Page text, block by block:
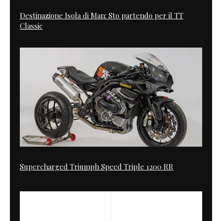
Destinazione Isola di Man: Sto partendo per il TT
Classic
Supercharged Triumph Speed Triple 1200 RR